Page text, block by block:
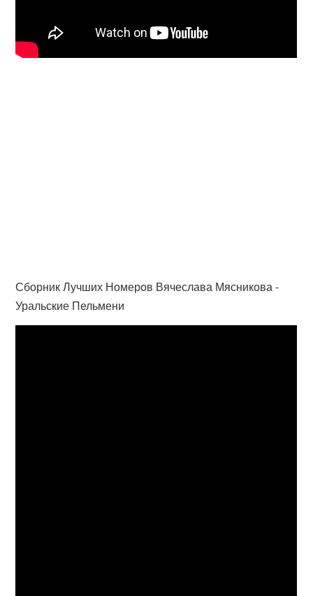
Сборник Лучших Номеров Вячеслава Мясникова -
Уральские Пельмени